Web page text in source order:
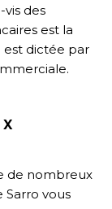
des
est la
dictée par
de nombreux
Sarro vous